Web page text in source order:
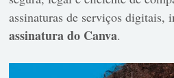
assinaturas de serviços digitais,
assinatura do Canva.